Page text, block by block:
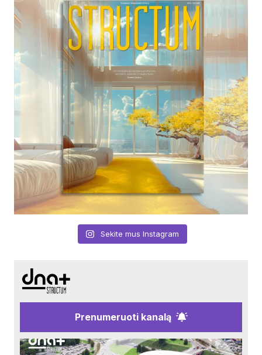
Sekite mus Instagram
Prenumeruoti kanalą